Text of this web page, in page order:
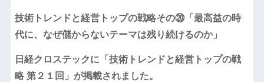
技術トレンドと経営トップの戦略その⑳「最高益の時
代に、なぜ儲からないテーマは残り続けるのか」
日経クロステックに「技術トレンドと経営トップの戦
略 第２１回」が掲載されました。